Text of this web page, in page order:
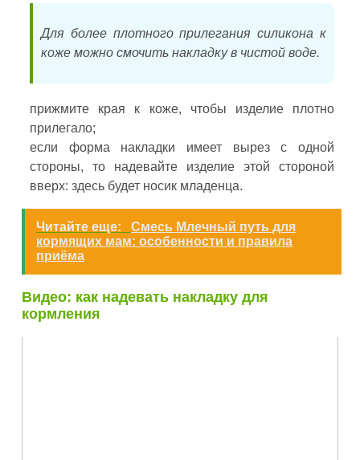
Для более плотного прилегания силикона к
коже можно смочить накладку в чистой воде.
прижмите края к коже, чтобы изделие плотно
прилегало;
если форма накладки имеет вырез с одной
стороны, то надевайте изделие этой стороной
вверх: здесь будет носик младенца.
Читайте еще:
Смесь Млечный путь для
кормящих мам: особенности и правила
приёма
Видео: как надевать накладку для
кормления